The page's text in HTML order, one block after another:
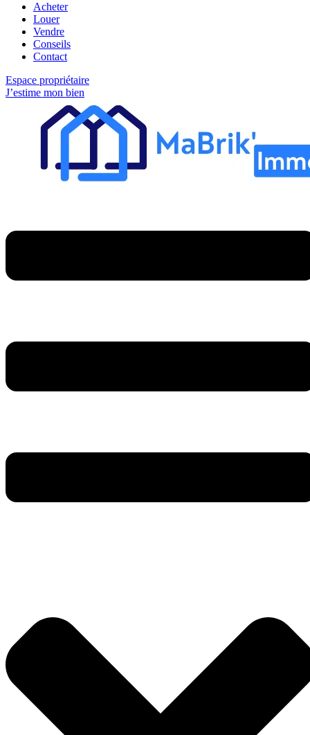
Acheter
Louer
Vendre
Conseils
Contact
Espace propriétaire
J’estime mon bien